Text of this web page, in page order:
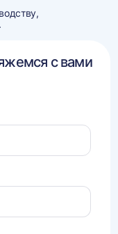
с вами